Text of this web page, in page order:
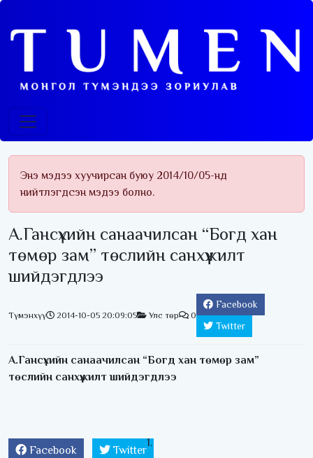
Энэ мэдээ хуучирсан буюу 2014/10/05-нд
нийтлэгдсэн мэдээ болно.
А.Гансүхийн санаачилсан “Богд хан
төмөр зам” төслийн санхүүжилт
шийдэгдлээ
Түмэнхүү 2014-10-05 20:09:05 Улс төр 0
Facebook
Twitter
А.Гансүхийн санаачилсан “Богд хан төмөр зам”
төслийн санхүүжилт шийдэгдлээ
Facebook Twitter